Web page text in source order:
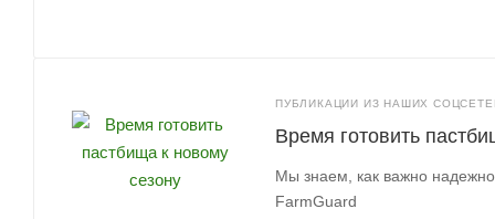
ПУБЛИКАЦИИ ИЗ НАШИХ
Время готовить
Мы знаем, как важно
FarmGuard